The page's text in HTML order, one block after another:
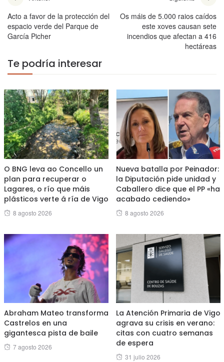
Acto a favor de la protección del
espacio verde del Parque de
García Picher
Os máis de 5.000 raios caídos
este xoves causan sete
incendios que afectan a 416
hectáreas
Te podría interesar
O BNG leva ao Concello un
plan para recuperar o
Lagares, o río que máis
plásticos verte á ría de Vigo
Posted
8 agosto 2026
Nueva batalla por Peinador:
la Diputación pide unidad y
Caballero dice que el PP «ha
acabado cediendo»
Posted
8 agosto 2026
Abraham Mateo transforma
Castrelos en una
gigantesca pista de baile
Posted
7 agosto 2026
La Atención Primaria de Vigo
agrava su crisis en verano:
citas con cuatro semanas
de espera
Posted
31 julio 2026